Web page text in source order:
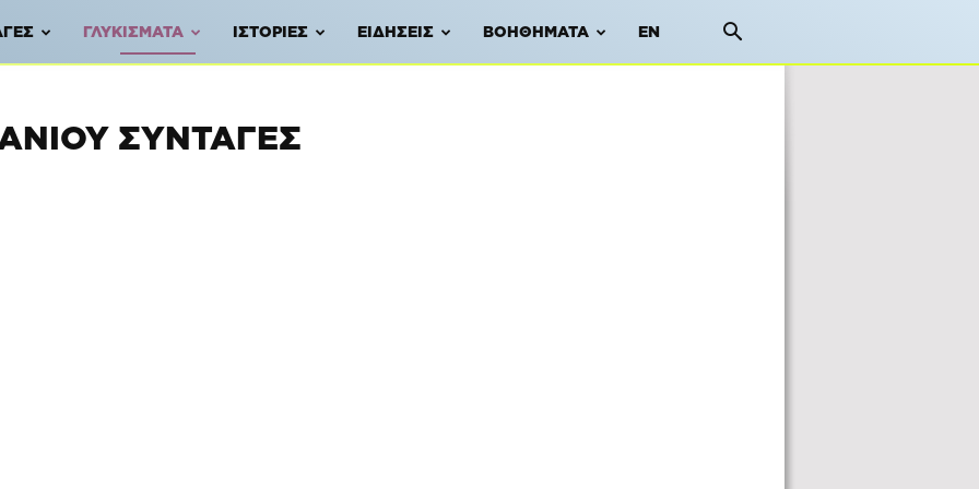
ΓΛΥΚΊΣΜΑΤΑ ΙΣΤΟΡΊΕΣ ΕΙΔΉΣΕΙΣ ΒΟΗΘΉΜΑΤΑ EN
ΣΥΝΤΑΓΈΣ